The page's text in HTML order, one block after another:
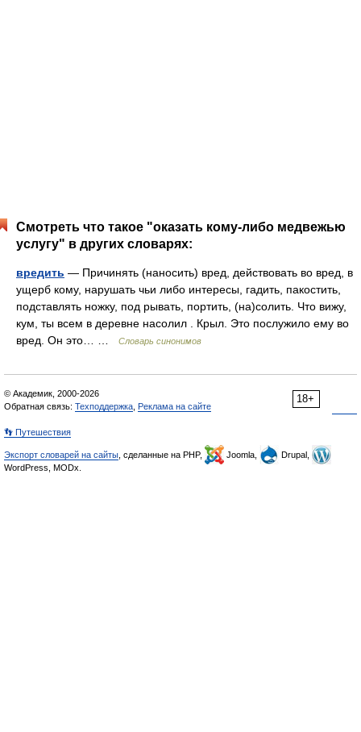
Смотреть что такое "оказать кому-либо медвежью
услугу" в других словарях:
вредить — Причинять (наносить) вред, действовать во вред, в
ущерб кому, нарушать чьи либо интересы, гадить, пакостить,
подставлять ножку, под рывать, портить, (на)солить. Что вижу,
кум, ты всем в деревне насолил . Крыл. Это послужило ему во
вред. Он это… …
Словарь синонимов
18+
© Академик, 2000-2026
Обратная связь: Техподдержка Реклама на сайте
👣 Путешествия
Экспорт словарей на сайты , сделанные на PHP, Joomla,
Drupal,
WordPress, MODx.